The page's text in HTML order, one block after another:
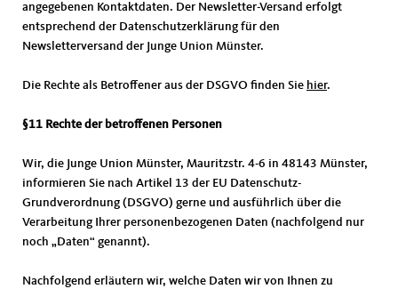
angegebenen Kontaktdaten. Der Newsletter-Versand erfolgt
entsprechend der Datenschutzerklärung für den
Newsletterversand der Junge Union Münster.
Die Rechte als Betroffener aus der DSGVO finden Sie hier.
§11 Rechte der betroffenen Personen
Wir, die Junge Union Münster, Mauritzstr. 4-6 in 48143 Münster,
informieren Sie nach Artikel 13 der EU Datenschutz-
Grundverordnung (DSGVO) gerne und ausführlich über die
Verarbeitung Ihrer personenbezogenen Daten (nachfolgend nur
noch „Daten“ genannt).
Nachfolgend erläutern wir, welche Daten wir von Ihnen zu